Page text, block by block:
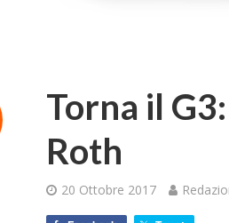
Torna il
Roth
20 Ottobre 2017